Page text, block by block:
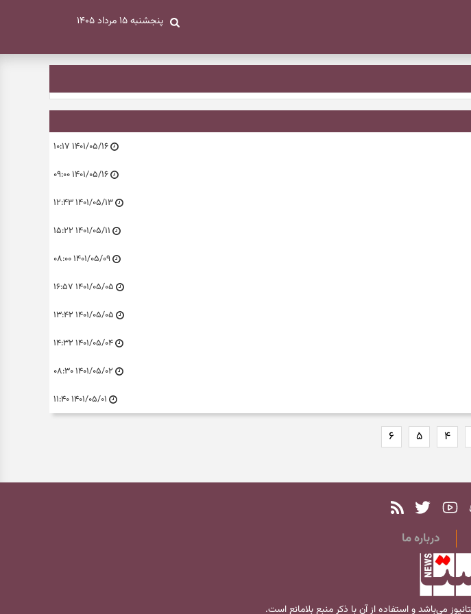
پنجشنبه ۱۵ مرداد ۱۴۰۵
۱۴۰۱/۰۵/۱۶ ۱۰:۱۷
۱۴۰۱/۰۵/۱۶ ۰۹:۰۰
۱۴۰۱/۰۵/۱۳ ۱۲:۴۳
۱۴۰۱/۰۵/۱۱ ۱۵:۲۲
۱۴۰۱/۰۵/۰۹ ۰۸:۰۰
۱۴۰۱/۰۵/۰۵ ۱۶:۵۷
۱۴۰۱/۰۵/۰۵ ۱۳:۴۲
۱۴۰۱/۰۵/۰۴ ۱۴:۳۲
۱۴۰۱/۰۵/۰۲ ۰۸:۳۰
۱۴۰۱/۰۵/۰۱ ۱۱:۴۰
۴ ۵ ۶
درباره ما
می‌باشد و استفاده از آن با ذکر منبع بلامانع است.